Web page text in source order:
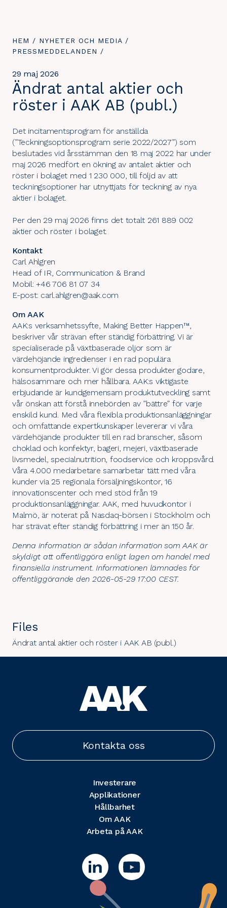
DU
ÄR
HEM / NYHETER OCH MEDIA /
PRESSMEDDELANDEN /
29 maj 2026
Ändrat antal aktier och
röster i AAK AB (publ.)
Det incitamentsprogram för anställda
(”Teckningsoptionsprogram serie 2022/2027”) som
beslutades vid årsstämman den 18 maj 2022 har under
maj 2026 medfört en ökning av antalet aktier och
röster i bolaget med 1 230 000, till följd av att
teckningsoptioner har utnyttjats för teckning av nya
aktier i bolaget.
Per den 29 maj 2026 finns det totalt 261 889 002
aktier och röster i bolaget.
Kontakt
Carl Ahlgren
Head of IR, Communication & Brand
Mobil: +46 706 81 07 34
E-post: carl.ahlgren@aak.com
Om AAK
AAK:s verksamhetssyfte, Making Better Happen™,
beskriver vår strävan efter ständig förbättring. Vi är
specialiserade på växtbaserade oljor som är
värdehöjande ingredienser i en rad populära
konsumentprodukter. Vi gör dessa produkter godare,
hälsosammare och mer hållbara. AAK:s viktigaste
erbjudande är kundgemensam produktutveckling samt
vår önskan att förstå innebörden av ”bättre” för varje
enskild kund. Med våra flexibla produktionsanläggningar
och omfattande expertkunskaper levererar vi våra
värdehöjande produkter till en rad branscher, såsom
choklad och konfektyr, bageri, mejeri, växtbaserade
livsmedel, specialnutrition, foodservice och kroppsvård.
Våra 4.000 medarbetare samarbetar tätt med våra
kunder via 25 regionala försäljningskontor, 16
innovationscenter och med stöd från 19
produktionsanläggningar. AAK, med huvudkontor i
Malmö, är noterat på Nasdaq-börsen i Stockholm och
har strävat efter ständig förbättring i mer än 150 år.
Denna information är sådan information som AAK är
skyldigt att offentliggöra enligt lagen om handel med
finansiella instrument. Informationen lämnades för
offentliggörande den 2026-05-29 17:00 CEST.
Files
Ändrat antal aktier och röster i AAK AB (publ.)
Kontakta oss
Investerare
Applikationer
Hållbarhet
Om AAK
Arbeta på AAK